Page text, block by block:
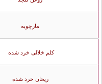
مارچوبه
کلم خلالی خرد شده
ریحان خرد شده